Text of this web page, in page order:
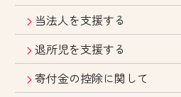
当法人を支援する
退所児を支援する
寄付金の控除に関して